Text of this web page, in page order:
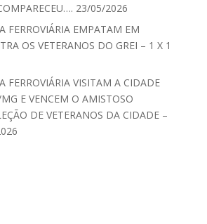
23/05/2026
FERROVIÁRIA EMPATAM EM
OS VETERANOS DO GREI – 1 X 1
FERROVIÁRIA VISITAM A CIDADE
E VENCEM O AMISTOSO
DE VETERANOS DA CIDADE –